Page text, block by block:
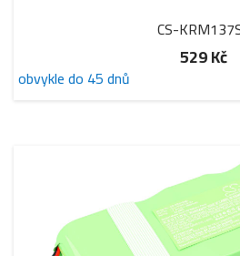
CS-
529 Kč
obvykle do 45 dnů